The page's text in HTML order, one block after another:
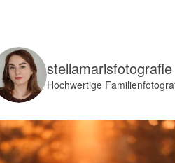
stellamarisfotografie
Hochwertige